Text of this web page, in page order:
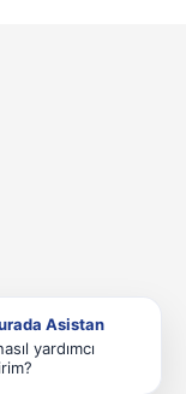
Asistan
yardımcı